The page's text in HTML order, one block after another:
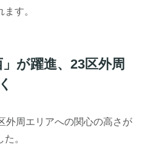
す。
が躍進、23区外周
外周エリアへの関心の高さが
。